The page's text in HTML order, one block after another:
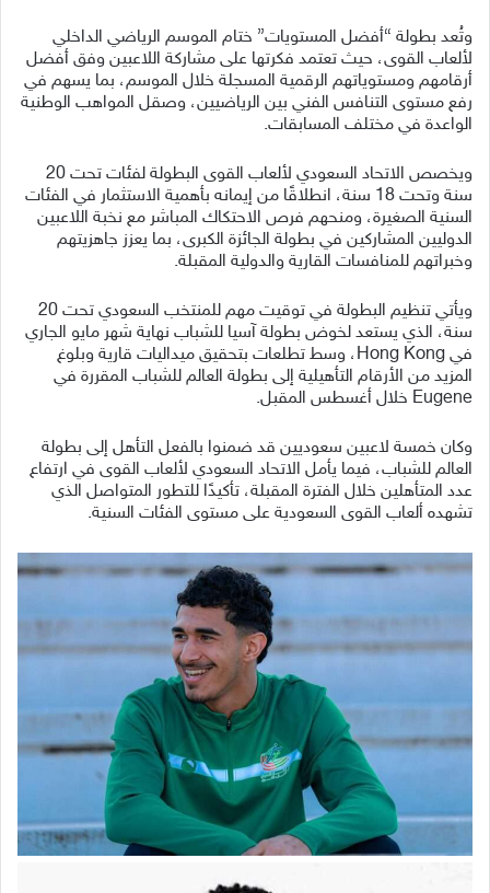
وتُعد بطولة “أفضل المستويات” ختام الموسم الرياضي الداخلي
لألعاب القوى، حيث تعتمد فكرتها على مشاركة اللاعبين وفق أفضل
أرقامهم ومستوياتهم الرقمية المسجلة خلال الموسم، بما يسهم في
رفع مستوى التنافس الفني بين الرياضيين، وصقل المواهب الوطنية
الواعدة في مختلف المسابقات.
ويخصص الاتحاد السعودي لألعاب القوى البطولة لفئات تحت 20
سنة وتحت 18 سنة، انطلاقًا من إيمانه بأهمية الاستثمار في الفئات
السنية الصغيرة، ومنحهم فرص الاحتكاك المباشر مع نخبة اللاعبين
الدوليين المشاركين في بطولة الجائزة الكبرى، بما يعزز جاهزيتهم
وخبراتهم للمنافسات القارية والدولية المقبلة.
ويأتي تنظيم البطولة في توقيت مهم للمنتخب السعودي تحت 20
سنة، الذي يستعد لخوض بطولة آسيا للشباب نهاية شهر مايو الجاري
في Hong Kong، وسط تطلعات بتحقيق ميداليات قارية وبلوغ
المزيد من الأرقام التأهيلية إلى بطولة العالم للشباب المقررة في
Eugene خلال أغسطس المقبل.
وكان خمسة لاعبين سعوديين قد ضمنوا بالفعل التأهل إلى بطولة
العالم للشباب، فيما يأمل الاتحاد السعودي لألعاب القوى في ارتفاع
عدد المتأهلين خلال الفترة المقبلة، تأكيدًا للتطور المتواصل الذي
تشهده ألعاب القوى السعودية على مستوى الفئات السنية.